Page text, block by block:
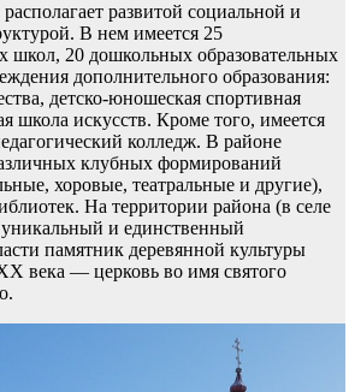
развитой социальной и
В нем имеется 25
школ, 20 дошкольных образовательных
дополнительного образования:
детско-юношеская спортивная
школа искусств. Кроме того, имеется
колледж. В районе
клубных формирований
хоровые, театральные и другие),
На территории района (в селе
уникальный и единственный
памятник деревянной культуры
века — церковь во имя святого